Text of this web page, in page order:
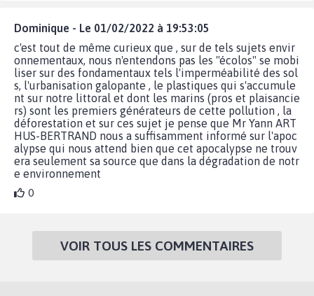
Dominique - Le 01/02/2022 à 19:53:05
c'est tout de même curieux que , sur de tels sujets envir
onnementaux, nous n'entendons pas les "écolos" se mobi
liser sur des fondamentaux tels l'imperméabilité des sol
s, l'urbanisation galopante , le plastiques qui s'accumule
nt sur notre littoral et dont les marins (pros et plaisancie
rs) sont les premiers générateurs de cette pollution , la
déforestation et sur ces sujet je pense que Mr Yann ART
HUS-BERTRAND nous a suffisamment informé sur l'apoc
alypse qui nous attend bien que cet apocalypse ne trouv
era seulement sa source que dans la dégradation de notr
e environnement
0
VOIR TOUS LES COMMENTAIRES